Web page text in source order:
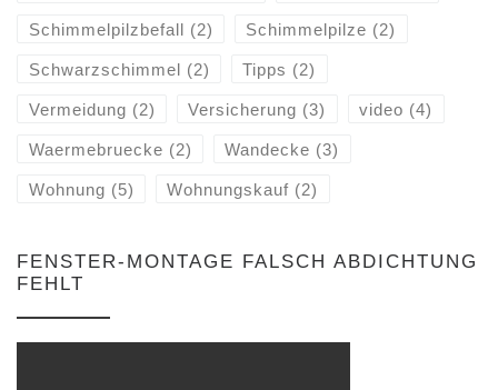
Schimmelpilzbefall (2) Schimmelpilze (2)
Schwarzschimmel (2) Tipps (2)
Vermeidung (2) Versicherung (3) video (4)
Waermebruecke (2) Wandecke (3)
Wohnung (5) Wohnungskauf (2)
FENSTER-MONTAGE FALSCH ABDICHTUNG
FEHLT